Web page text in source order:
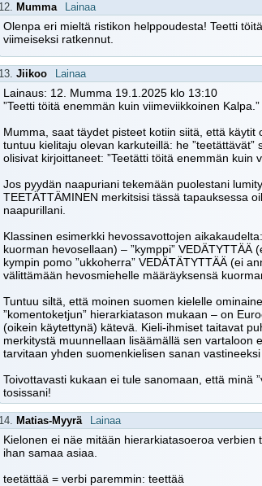
12. Mumma Lainaa
Olenpa eri mieltä ristikon helppoudesta! Teetti
viimeiseksi ratkennut.
13. Jiikoo Lainaa
Lainaus: 12. Mumma 19.1.2025 klo 13:10
”Teetti töitä enemmän kuin viimeviikkoinen Kalpa.”
Mumma, saat täydet pisteet kotiin siitä, että
tuntuu kielitaju olevan karkuteillä: he
olisivat kirjoittaneet: ”Teetätti töitä enemmän kuin
Jos pyydän naapuriani tekemään puolestani
TEETÄTTÄMINEN merkitsisi tässä tapauksessa
naapurillani.
Klassinen esimerkki hevossavottojen
kuorman hevosellaan) – ”kymppi”
kympin pomo ”ukkoherra” VEDÄTÄTYTTÄÄ (ei
välittämään hevosmiehelle määräyksensä
Tuntuu siltä, että moinen suomen kielelle
”komentoketjun” hierarkiatason mukaan – on
(oikein käytettynä) kätevä. Kieli-ihmiset taitavat
merkitystä muunnellaan lisäämällä sen vartaloon
tarvitaan yhden suomenkielisen sanan
Toivottavasti kukaan ei tule sanomaan, että minä
tosissani!
14. Matias-Myyrä Lainaa
Kielonen ei näe mitään hierarkiatasoeroa
ihan samaa asiaa.
teetättää = verbi paremmin: teettää